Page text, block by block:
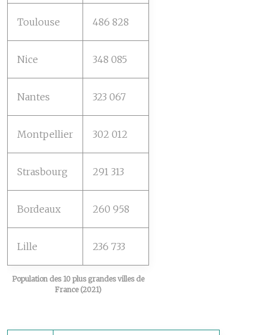
Population des 10 plus grandes villes de
France (2021)
Toulouse 486 828
Nice 348 085
Nantes 323 067
Montpellier 302 012
Strasbourg 291 313
Bordeaux 260 958
Lille 236 733